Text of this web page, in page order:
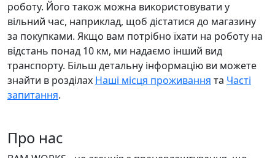
роботу. Його також можна використовувати у
вільний час, наприклад, щоб дістатися до магазину
за покупками. Якщо вам потрібно їхати на роботу на
відстань понад 10 км, ми надаємо інший вид
транспорту. Більш детальну інформацію ви можете
знайти в розділах Наші місця проживання та Часті
запитання.
Про нас